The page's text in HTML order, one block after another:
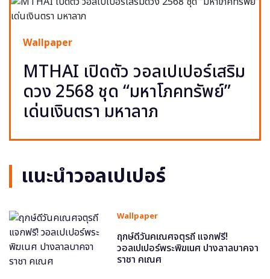
Wallpaper
MTHAI เปิดตัว วอลเปเปอร์เสริม
ดวง 2568 ชุด “มหาโภคทรัพย์”
เด่นเงินตรา มหาลาภ
แนะนำวอลเปเปอร์
Wallpaper
ฤกษ์ดีวันคเณศจตุรถี แจกฟรี!
วอลเปเปอร์พระพิฆเนศ ปางลาลบาคจา
ราชา คเณศ